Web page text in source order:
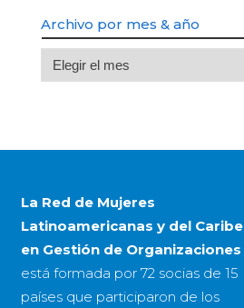
Archivo por mes & año
Archivo
por
año
La Red de Mujeres
Latinoamericanas y del Caribe
en Gestión de Organizaciones
está formada por 72 sociasde 15
paísesque participaron de los